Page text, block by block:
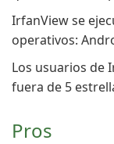
IrfanView se
operativos:
Los usuarios de
fuera de 5
Pros